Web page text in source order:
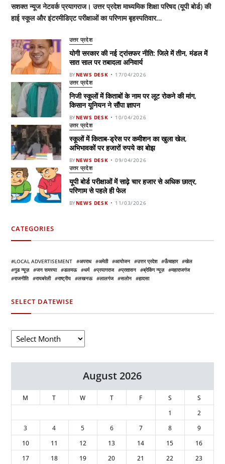
सशक्त न्यूज नेटवर्क प्रयागराज। उत्तर प्रदेश माध्यमिक शिक्षा परिषद (यूपी बोर्ड) की
हाई स्कूल और इंटरमीडिएट परीक्षाओं का परिणाम बृहस्पतिवार…
उत्तर प्रदेश
योगी सरकार की नई ट्रांसफर नीति: जिले में तीन, मंडल में
सात साल पर तबादला अनिवार्य
BYNEWS DESK 17/04/2026
उत्तर प्रदेश
निजी स्कूलों में किताबों के नाम पर लूट रोकने की मांग,
किसान यूनियन ने सौंपा ज्ञापन
BYNEWS DESK 10/04/2026
उत्तर प्रदेश
स्कूलों में किताब-ड्रेस पर कमीशन का खुला खेल,
अभिभावकों पर हजारों रुपये का बोझ
BYNEWS DESK 09/04/2026
उत्तर प्रदेश
यूपी बोर्ड परीक्षाओं में साढ़े चार हजार से अधिक छात्र,
परिणाम से पहले ही फेल
BYNEWS DESK 11/03/2026
CATEGORIES
LOCAL ADVERTISEMENT अपराध अमेठी आयोजन उत्तर प्रदेश ऊँचाहार
खेल
गुड न्यूज़
जन समस्या डलमऊ धर्म प्रयागराज प्रशासन ब्रेकिंग न्यूज़
महाराजगंज
राजनीति
रायबरेली राष्ट्रीय लखनऊ लालगंज सलोन हादसा
SELECT DATEWISE
August 2026
M T W T F S
S
1
2
3
4 5 6 7 8
9
10
11 12 13 14 15
16
17
18 19 20 21 22 23